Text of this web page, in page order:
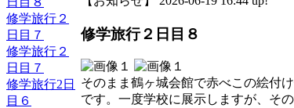
修学旅行２
日目７
修学旅行２
日目７
修学旅行2日
目６
修学旅行２日目８
そのまま鶴ヶ城会館で赤べこの絵付
です。一度学校に展示しますが、そ